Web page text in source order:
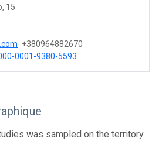
15
+380964882670
0001-9380-5593
was sampled on the territory